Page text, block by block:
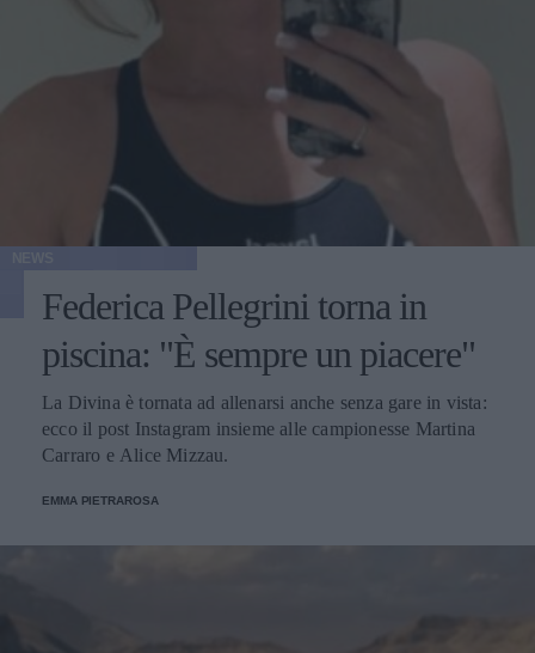
Federica Pellegrini torna in
piscina: "È sempre un piacere"
La Divina è tornata ad allenarsi anche senza gare in vista:
ecco il post Instagram insieme alle campionesse Martina
Carraro e Alice Mizzau.
EMMA PIETRAROSA